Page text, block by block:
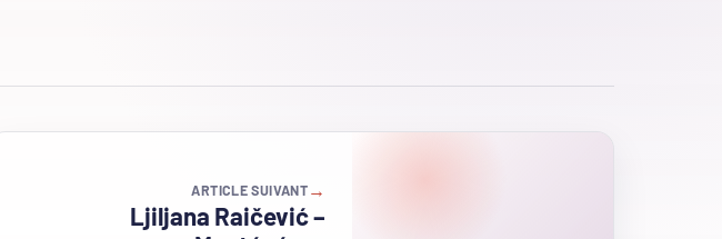
→
ARTICLE SUIVANT
Ljiljana Raičević –